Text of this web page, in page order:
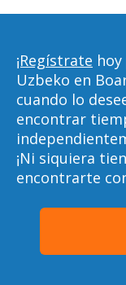
¡Regístrate
Uzbeko en
cuando lo
encontrar
¡Ni siquiera
encontrarte